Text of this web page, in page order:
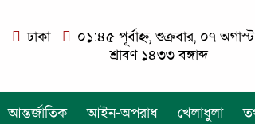
ঢাকা
০১:৪৫ পূর্বাহ্ন, শুক্রবার, ০৭
শ্রাবণ ১৪৩৩ বঙ্গাব্দ
আন্তর্জাতিক আইন-অপরাধ খেলাধুলা